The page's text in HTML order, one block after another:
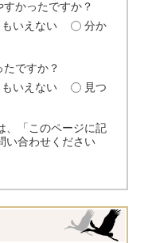
かったですか？
いえない
分か
ですか？
いえない
見つ
、「このページに記
い合わせください